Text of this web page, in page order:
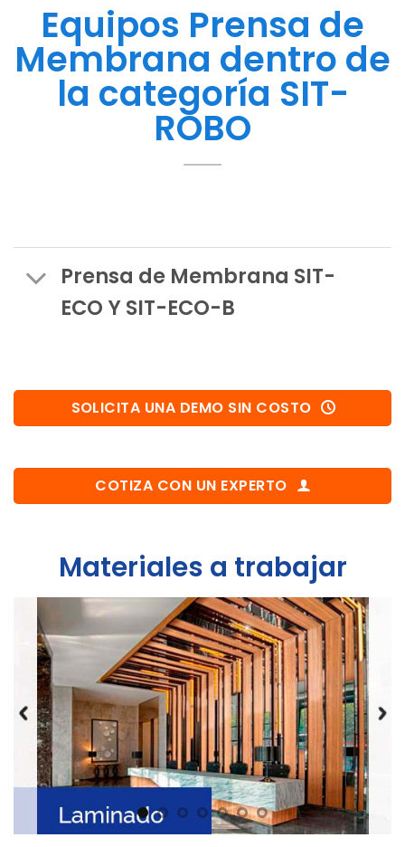
Equipos Prensa de
Membrana dentro de
la categoría SIT-
ROBO
Prensa de Membrana SIT-
ECO Y SIT-ECO-B
SOLICITA UNA DEMO SIN COSTO
COTIZA CON UN EXPERTO
Materiales a trabajar